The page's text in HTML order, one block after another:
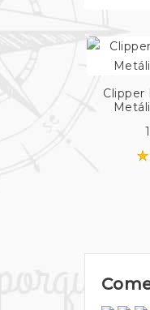
Clipper